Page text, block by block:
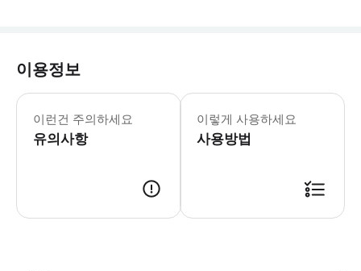
이용정보
이런건 주의하세요
유의사항
* 소요시간 : 150분 (옵션에 따라 소요
이렇게 사용하세요
사용방법